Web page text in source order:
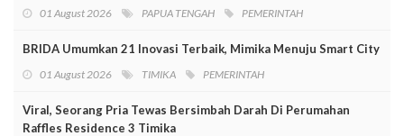
01 August 2026 PAPUA TENGAH PEMERINTAH
BRIDA Umumkan 21 Inovasi Terbaik, Mimika Menuju Smart City
01 August 2026 TIMIKA PEMERINTAH
Viral, Seorang Pria Tewas Bersimbah Darah Di Perumahan
Raffles Residence 3 Timika